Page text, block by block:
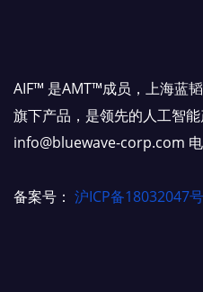
AIF™ 是AMT™成员，上海蓝
旗下产品，是领先的人工智
info@bluewave-corp.com
备案号： 沪ICP备18032047